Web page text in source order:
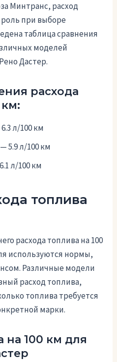
Минтранс, расход
при выборе
таблица сравнения
моделей
Дастер.
расхода
л/100 км
5.9 л/100 км
л/100 км
топлива
расхода топлива на 100
используются нормы,
Различные модели
расход топлива,
топлива требуется
марки.
на 100 км для